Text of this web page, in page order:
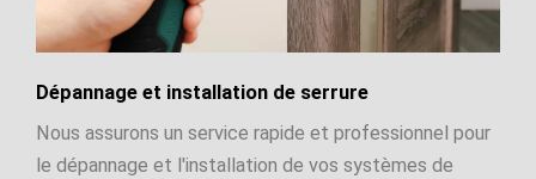
Dépannage et installation de serrure
Nous assurons un service rapide et professionnel pour
le dépannage et l'installation de vos systèmes de